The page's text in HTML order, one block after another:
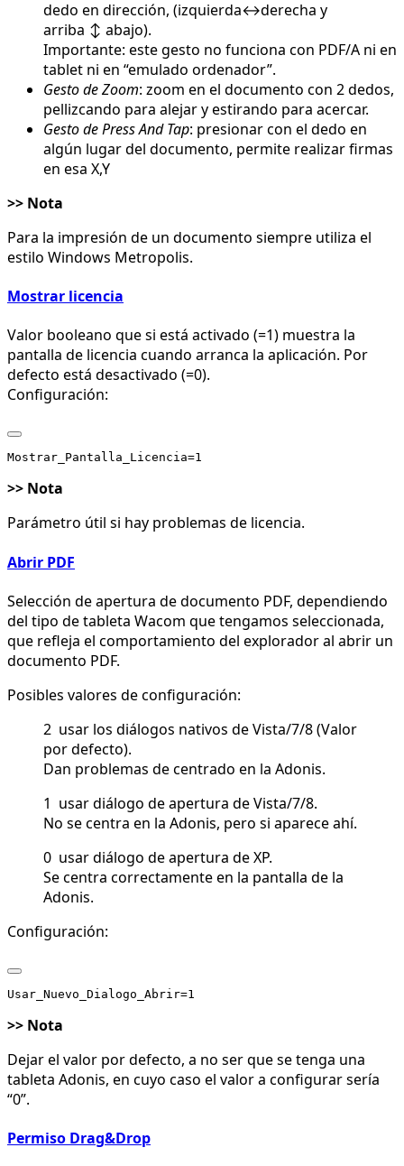
dedo en dirección, (izquierda↔derecha y
arriba ↕ abajo).
Importante: este gesto no funciona con PDF/A ni en
tablet ni en “emulado ordenador”.
Gesto de Zoom: zoom en el documento con 2 dedos,
pellizcando para alejar y estirando para acercar.
Gesto de Press And Tap: presionar con el dedo en
algún lugar del documento, permite realizar firmas
en esa X,Y
>> Nota
Para la impresión de un documento siempre utiliza el
estilo Windows Metropolis.
Mostrar licencia
Valor booleano que si está activado (=1) muestra la
pantalla de licencia cuando arranca la aplicación. Por
defecto está desactivado (=0).
Configuración:
>> Nota
Parámetro útil si hay problemas de licencia.
Abrir PDF
Selección de apertura de documento PDF, dependiendo
del tipo de tableta Wacom que tengamos seleccionada,
que refleja el comportamiento del explorador al abrir un
documento PDF.
Posibles valores de configuración:
2 usar los diálogos nativos de Vista/7/8 (Valor
por defecto).
Dan problemas de centrado en la Adonis.
1 usar diálogo de apertura de Vista/7/8.
No se centra en la Adonis, pero si aparece ahí.
0 usar diálogo de apertura de XP.
Se centra correctamente en la pantalla de la
Adonis.
Configuración:
>> Nota
Dejar el valor por defecto, a no ser que se tenga una
tableta Adonis, en cuyo caso el valor a configurar sería
“0”.
Permiso Drag&Drop